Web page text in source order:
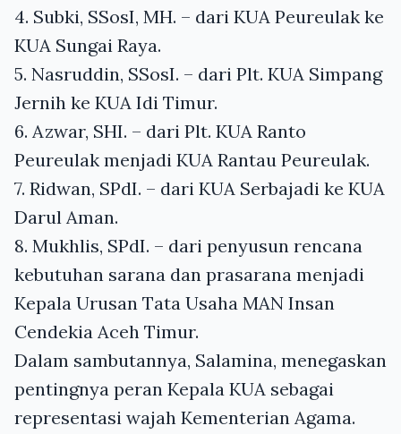
4. Subki, SSosI, MH. – dari KUA Peureulak ke
KUA Sungai Raya.
5. Nasruddin, SSosI. – dari Plt. KUA Simpang
Jernih ke KUA Idi Timur.
6. Azwar, SHI. – dari Plt. KUA Ranto
Peureulak menjadi KUA Rantau Peureulak.
7. Ridwan, SPdI. – dari KUA Serbajadi ke KUA
Darul Aman.
8. Mukhlis, SPdI. – dari penyusun rencana
kebutuhan sarana dan prasarana menjadi
Kepala Urusan Tata Usaha MAN Insan
Cendekia Aceh Timur.
Dalam sambutannya, Salamina, menegaskan
pentingnya peran Kepala KUA sebagai
representasi wajah Kementerian Agama.